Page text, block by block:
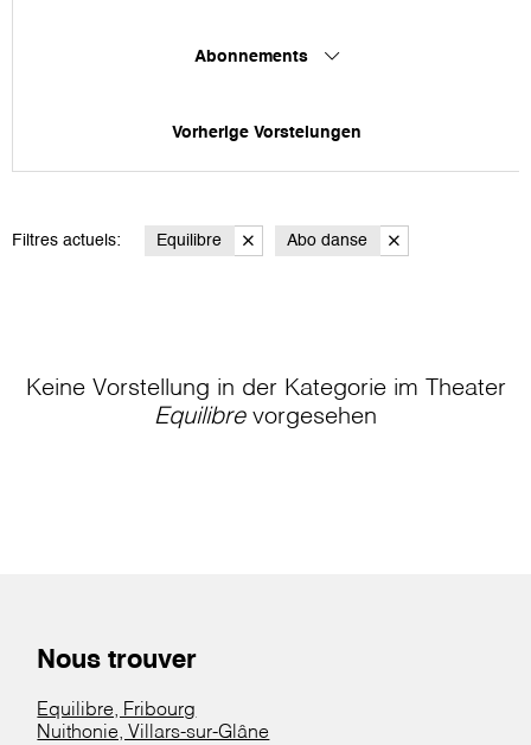
Abonnements
Vorherige Vorstelungen
Filtres actuels: Equilibre Abo danse
Keine Vorstellung in der Kategorie im Theater
Equilibrevorgesehen
Nous trouver
Equilibre, Fribourg
Nuithonie, Villars-sur-Glâne